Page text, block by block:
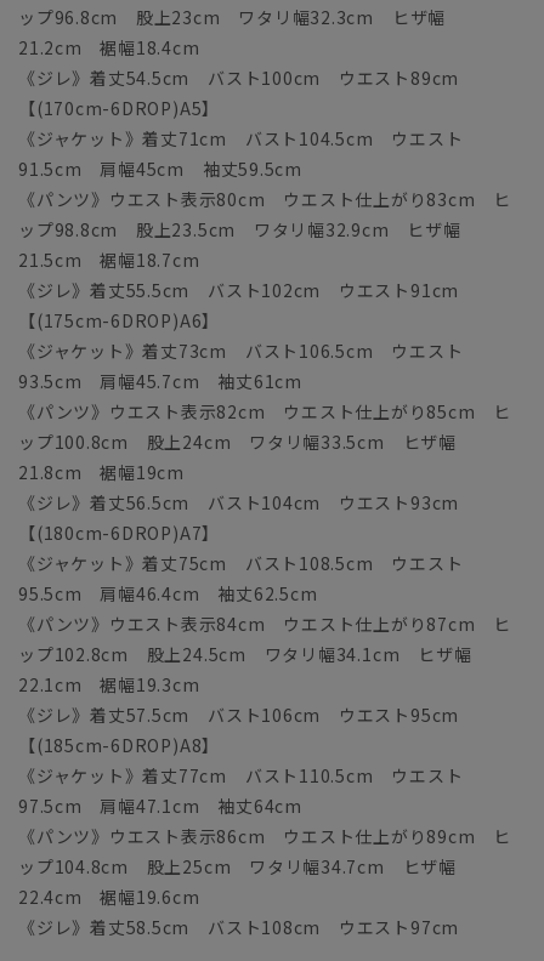
ップ96.8cm 股上23cm ワタリ幅32.3cm ヒザ幅
21.2cm 裾幅18.4cm
《ジレ》着丈54.5cm バスト100cm ウエスト89cm
【(170cm-6DROP)A5】
《ジャケット》着丈71cm バスト104.5cm ウエスト
91.5cm 肩幅45cm 袖丈59.5cm
《パンツ》ウエスト表示80cm ウエスト仕上がり83cm ヒ
ップ98.8cm 股上23.5cm ワタリ幅32.9cm ヒザ幅
21.5cm 裾幅18.7cm
《ジレ》着丈55.5cm バスト102cm ウエスト91cm
【(175cm-6DROP)A6】
《ジャケット》着丈73cm バスト106.5cm ウエスト
93.5cm 肩幅45.7cm 袖丈61cm
《パンツ》ウエスト表示82cm ウエスト仕上がり85cm ヒ
ップ100.8cm 股上24cm ワタリ幅33.5cm ヒザ幅
21.8cm 裾幅19cm
《ジレ》着丈56.5cm バスト104cm ウエスト93cm
【(180cm-6DROP)A7】
《ジャケット》着丈75cm バスト108.5cm ウエスト
95.5cm 肩幅46.4cm 袖丈62.5cm
《パンツ》ウエスト表示84cm ウエスト仕上がり87cm ヒ
ップ102.8cm 股上24.5cm ワタリ幅34.1cm ヒザ幅
22.1cm 裾幅19.3cm
《ジレ》着丈57.5cm バスト106cm ウエスト95cm
【(185cm-6DROP)A8】
《ジャケット》着丈77cm バスト110.5cm ウエスト
97.5cm 肩幅47.1cm 袖丈64cm
《パンツ》ウエスト表示86cm ウエスト仕上がり89cm ヒ
ップ104.8cm 股上25cm ワタリ幅34.7cm ヒザ幅
22.4cm 裾幅19.6cm
《ジレ》着丈58.5cm バスト108cm ウエスト97cm